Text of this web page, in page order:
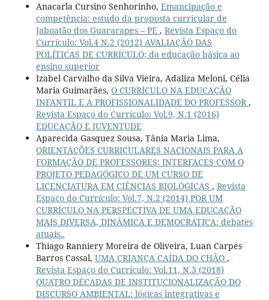
Anacarla Cursino Senhorinho, Emancipação e
competência: estudo da proposta curricular de
Jaboatão dos Guararapes – PE , Revista Espaço do
Currículo: Vol.4 N.2 (2012) AVALIAÇÃO DAS
POLÍTICAS DE CURRÍCULO; da educação básica ao
ensino superior
Izabel Carvalho da Silva Vieira, Adaliza Meloni, Célia
Maria Guimarães, O CURRÍCULO NA EDUCAÇÃO
INFANTIL E A PROFISSIONALIDADE DO PROFESSOR,
Revista Espaço do Currículo: Vol.9, N.1 (2016)
EDUCAÇÃO E JUVENTUDE
Aparecida Gasquez Sousa, Tânia Maria Lima,
ORIENTAÇÕES CURRICULARES NACIONAIS PARA A
FORMAÇÃO DE PROFESSORES: INTERFACES COM O
PROJETO PEDAGÓGICO DE UM CURSO DE
LICENCIATURA EM CIÊNCIAS BIOLÓGICAS , Revista
Espaço do Currículo: Vol.7, N.2 (2014) POR UM
CURRÍCULO NA PERSPECTIVA DE UMA EDUCAÇÃO
MAIS DIVERSA, DINÂMICA E DEMOCRÁTICA: debates
atuais..
Thiago Ranniery Moreira de Oliveira, Luan Carpes
Barros Cassal, UMA CRIANÇA CAÍDA DO CHÃO ,
Revista Espaço do Currículo: Vol.11, N.3 (2018)
QUATRO DÉCADAS DE INSTITUCIONALIZAÇÃO DO
DISCURSO AMBIENTAL: lógicas integrativas e